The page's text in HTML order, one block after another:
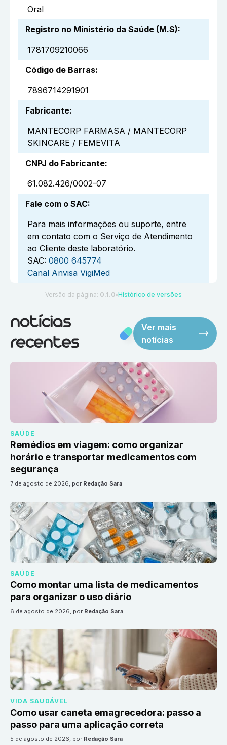
Oral
Registro no Ministério da Saúde (M.S):
1781709210066
Código de Barras:
7896714291901
Fabricante:
MANTECORP FARMASA / MANTECORP
SKINCARE / FEMEVITA
CNPJ do Fabricante:
61.082.426/0002-07
Fale com o SAC:
Para mais informações ou suporte, entre
em contato com o Serviço de Atendimento
ao Cliente deste laboratório.
SAC: 0800 645774
Canal Anvisa VigiMed
Versão da página: 0.1.0 ●Histórico de versões
notícias
recentes
Ver mais
notícias
SAÚDE
Remédios em viagem: como organizar
horário e transportar medicamentos com
segurança
7 de agosto de 2026, por Redação Sara
SAÚDE
Como montar uma lista de medicamentos
para organizar o uso diário
6 de agosto de 2026, por Redação Sara
VIDA SAUDÁVEL
Como usar caneta emagrecedora: passo a
passo para uma aplicação correta
5 de agosto de 2026, por Redação Sara